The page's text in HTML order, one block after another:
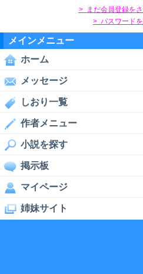
> まだ会員登録を
> パスワード
メインメニュー
ホーム
メッセージ
しおり一覧
作者メニュー
小説を探す
掲示板
マイページ
姉妹サイト